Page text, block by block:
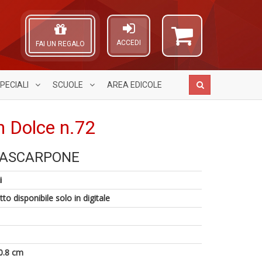
ACCEDI
FAI UN REGALO
SCUOLE AREA EDICOLE
Dolce n.72
disponibile solo in digitale
cm